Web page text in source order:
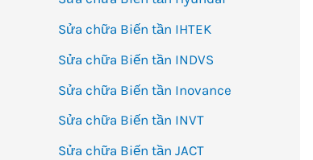
Sửa chữa Biến tần IHTEK
Sửa chữa Biến tần INDVS
Sửa chữa Biến tần Inovance
Sửa chữa Biến tần INVT
Sửa chữa Biến tần JACT